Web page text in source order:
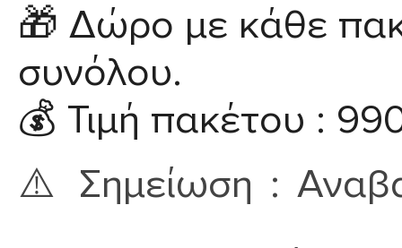
🎁 Δώρο με κάθε
συνόλου.
💰 Τιμή πακέτου : 99
⚠️ Σημείωση :